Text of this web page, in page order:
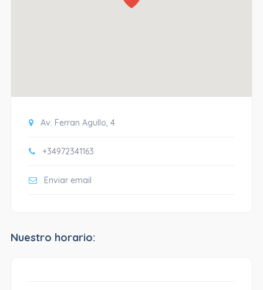
Av. Ferran Agullo, 4
+34972341163
Enviar email
Nuestro horario: